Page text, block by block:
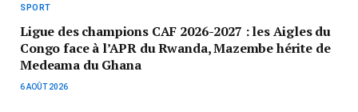
SPORT
Ligue des champions CAF 2026-2027 : les Aigles du
Congo face à l’APR du Rwanda, Mazembe hérite de
Medeama du Ghana
6 AOÛT 2026